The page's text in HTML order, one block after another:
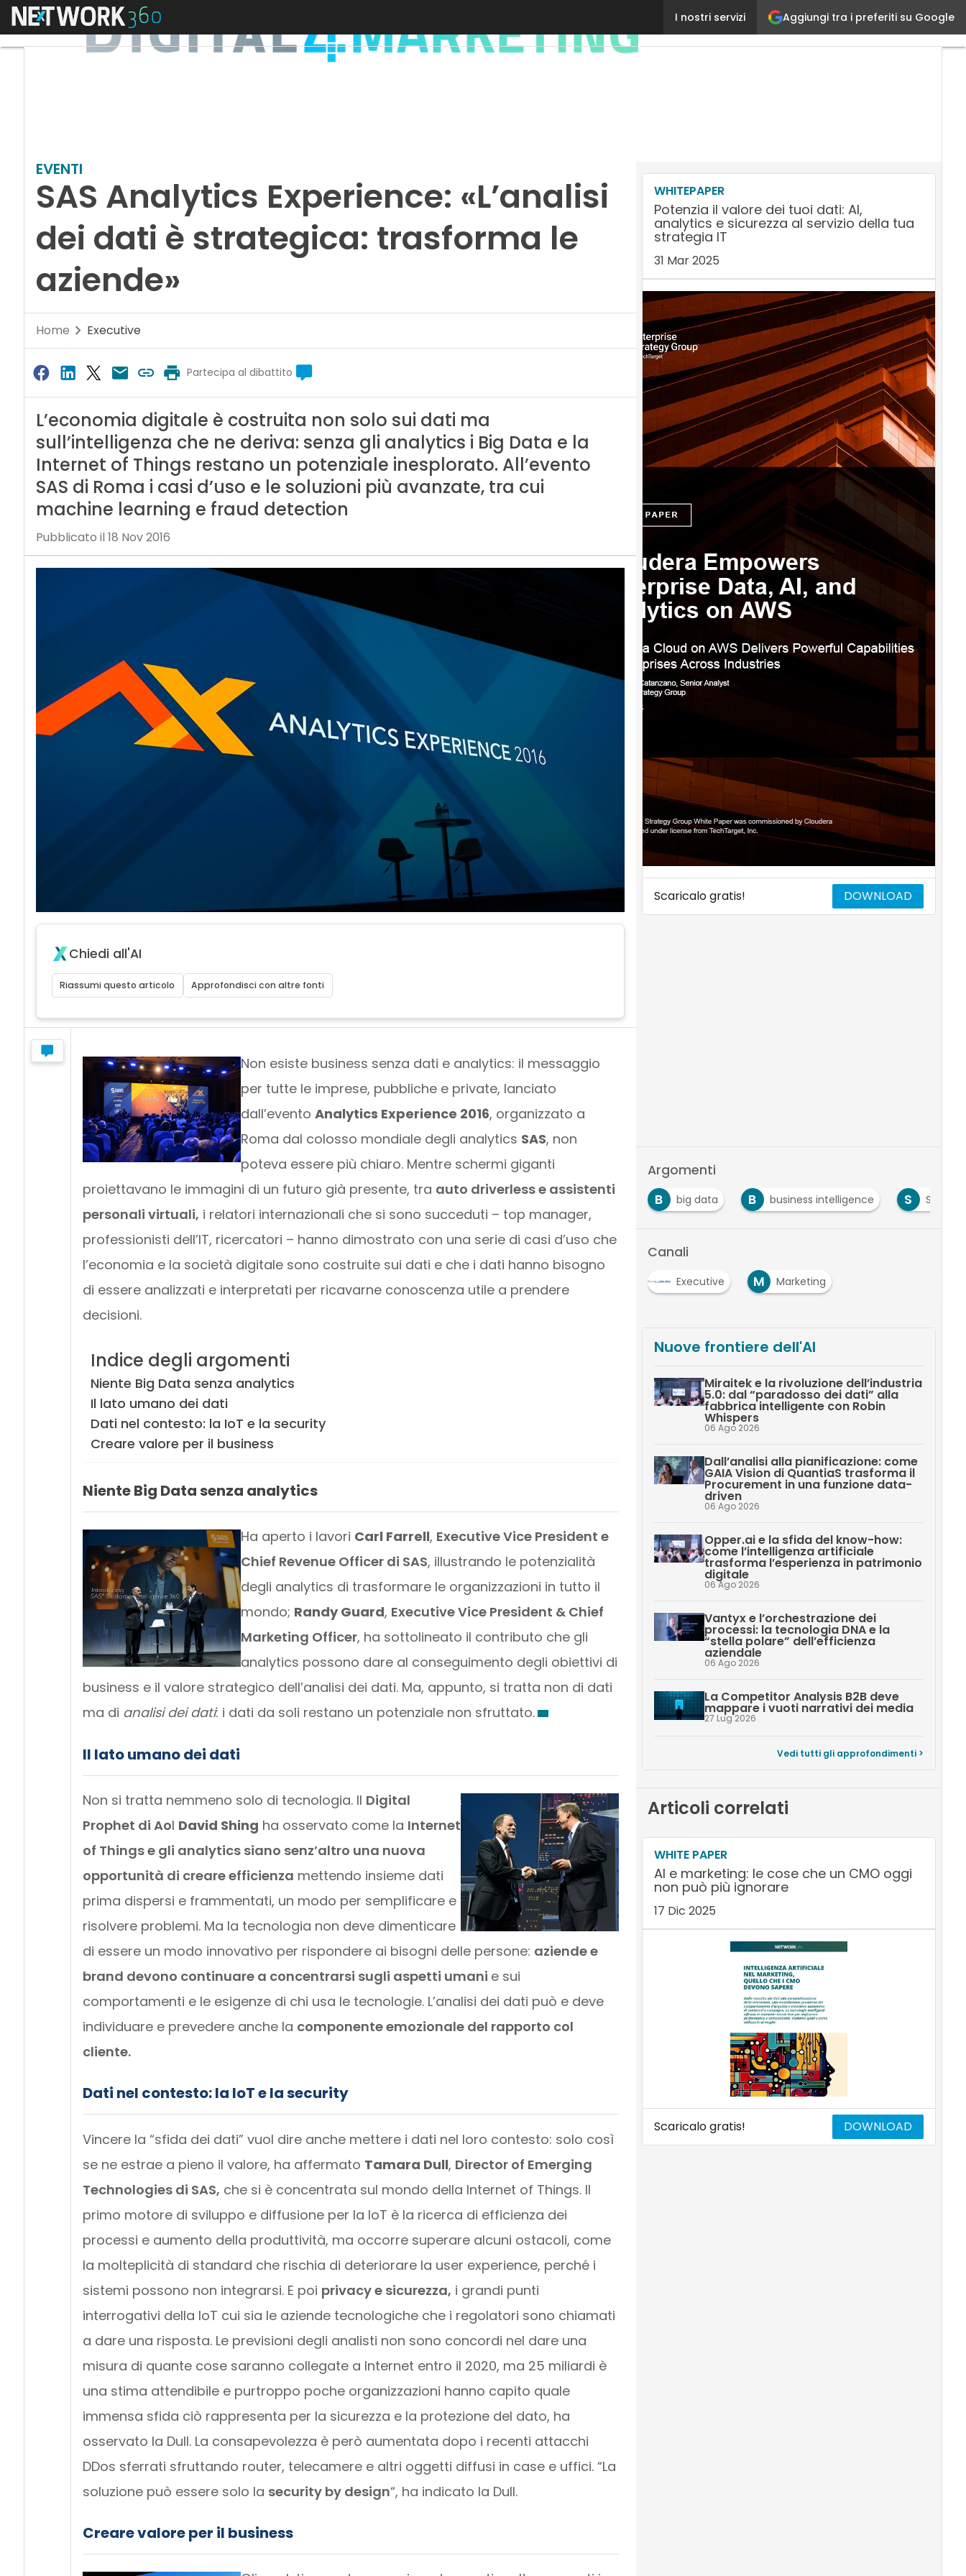
Aggiungi tra i preferiti su Google
I nostri servizi
Menu SAS Analytics Experience: «L’analisi dei dati è
EVENTI
SAS Analytics Experience: «L’analisi
dei dati è strategica: trasforma le
aziende»
Home Executive
Partecipa al dibattito
L’economia digitale è costruita non solo sui dati ma
sull’intelligenza che ne deriva: senza gli analytics i Big Data e la
Internet of Things restano un potenziale inesplorato. All’evento
SAS di Roma i casi d’uso e le soluzioni più avanzate, tra cui
machine learning e fraud detection
Pubblicato il 18 Nov 2016
Chiedi all'AI
Riassumi questo articolo Approfondisci con altre fonti
Non esiste business senza dati e analytics: il messaggio
per tutte le imprese, pubbliche e private, lanciato
dall’evento Analytics Experience 2016, organizzato a
Roma dal colosso mondiale degli analytics SAS, non
poteva essere più chiaro. Mentre schermi giganti
proiettavano le immagini di un futuro già presente, tra auto driverless e assistenti
personali virtuali, i relatori internazionali che si sono succeduti – top manager,
professionisti dell’IT, ricercatori – hanno dimostrato con una serie di casi d’uso che
l’economia e la società digitale sono costruite sui dati e che i dati hanno bisogno
di essere analizzati e interpretati per ricavarne conoscenza utile a prendere
decisioni.
Indice degli argomenti
Niente Big Data senza analytics
Il lato umano dei dati
Dati nel contesto: la IoT e la security
Creare valore per il business
Niente Big Data senza analytics
Ha aperto i lavori Carl Farrell, Executive Vice President e
Chief Revenue Officer di SAS, illustrando le potenzialità
degli analytics di trasformare le organizzazioni in tutto il
mondo; Randy Guard, Executive Vice President & Chief
Marketing Officer, ha sottolineato il contributo che gli
analytics possono dare al conseguimento degli obiettivi di
business e il valore strategico dell’analisi dei dati. Ma, appunto, si tratta non di dati
ma di analisi dei dati: i dati da soli restano un potenziale non sfruttato.
Il lato umano dei dati
Non si tratta nemmeno solo di tecnologia. Il Digital
Prophet di Aol David Shing ha osservato come la Internet
of Things e gli analytics siano senz’altro una nuova
opportunità di creare efficienza mettendo insieme dati
prima dispersi e frammentati, un modo per semplificare e
risolvere problemi. Ma la tecnologia non deve dimenticare
di essere un modo innovativo per rispondere ai bisogni delle persone: aziende e
brand devono continuare a concentrarsi sugli aspetti umani e sui
comportamenti e le esigenze di chi usa le tecnologie. L’analisi dei dati può e deve
individuare e prevedere anche la componente emozionale del rapporto col
cliente.
Dati nel contesto: la IoT e la security
Vincere la “sfida dei dati” vuol dire anche mettere i dati nel loro contesto: solo così
se ne estrae a pieno il valore, ha affermato Tamara Dull, Director of Emerging
Technologies di SAS, che si è concentrata sul mondo della Internet of Things. Il
primo motore di sviluppo e diffusione per la IoT è la ricerca di efficienza dei
processi e aumento della produttività, ma occorre superare alcuni ostacoli, come
la molteplicità di standard che rischia di deteriorare la user experience, perché i
sistemi possono non integrarsi. E poi privacy e sicurezza, i grandi punti
interrogativi della IoT cui sia le aziende tecnologiche che i regolatori sono chiamati
a dare una risposta. Le previsioni degli analisti non sono concordi nel dare una
misura di quante cose saranno collegate a Internet entro il 2020, ma 25 miliardi è
una stima attendibile e purtroppo poche organizzazioni hanno capito quale
immensa sfida ciò rappresenta per la sicurezza e la protezione del dato, ha
osservato la Dull. La consapevolezza è però aumentata dopo i recenti attacchi
DDos sferrati sfruttando router, telecamere e altri oggetti diffusi in case e uffici. “La
soluzione può essere solo la security by design“, ha indicato la Dull.
Creare valore per il business
WHITEPAPER
Potenzia il valore dei tuoi dati: AI,
analytics e sicurezza al servizio della tua
strategia IT
31 Mar 2025
Scaricalo gratis! DOWNLOAD
Argomenti
A
big data business intelligence Sas
Canali
Executive M Marketing
Nuove frontiere dell'AI
Miraitek e la rivoluzione dell’industria
5.0: dal “paradosso dei dati” alla
fabbrica intelligente con Robin
Whispers
06 Ago 2026
Dall’analisi alla pianificazione: come
GAIA Vision di QuantiaS trasforma il
Procurement in una funzione data-
driven
06 Ago 2026
Opper.ai e la sfida del know-how:
come l’intelligenza artificiale
trasforma l’esperienza in patrimonio
digitale
06 Ago 2026
Vantyx e l’orchestrazione dei
processi: la tecnologia DNA e la
“stella polare” dell’efficienza
aziendale
06 Ago 2026
La Competitor Analysis B2B deve
mappare i vuoti narrativi dei media
27 Lug 2026
Vedi tutti gli approfondimenti >
Articoli correlati
WHITE PAPER
AI e marketing: le cose che un CMO oggi
non può più ignorare
17 Dic 2025
Scaricalo gratis! DOWNLOAD